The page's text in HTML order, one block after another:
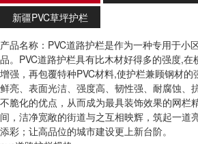
新疆PVC草坪护栏
产品名称：PVC道路护栏是作为一种专用于小
品。PVC道路护栏具有比木材好得多的强度,
增强，再包覆特种PVC材料,使护栏兼顾钢材
鲜亮、表面光洁、强度高、韧性强、耐腐蚀、
不脆化的优点，从而成为最具装饰效果的网栏
间，洁净宽敞的街道与之互相映辉，筑起一道
添彩；让高品位的城市建设更上新台阶。